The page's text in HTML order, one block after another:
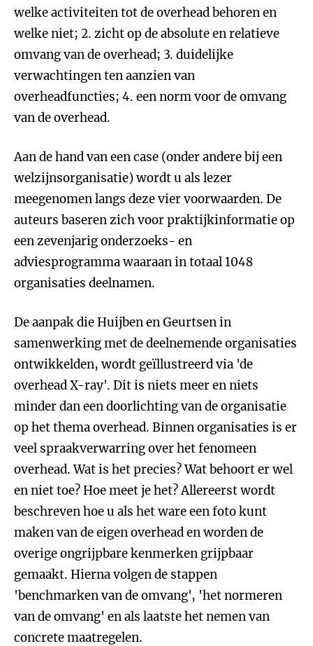
welke activiteiten tot de overhead behoren en
welke niet; 2. zicht op de absolute en relatieve
omvang van de overhead; 3. duidelijke
verwachtingen ten aanzien van
overheadfuncties; 4. een norm voor de omvang
van de overhead.
Aan de hand van een case (onder andere bij een
welzijnsorganisatie) wordt u als lezer
meegenomen langs deze vier voorwaarden. De
auteurs baseren zich voor praktijkinformatie op
een zevenjarig onderzoeks- en
adviesprogramma waaraan in totaal 1048
organisaties deelnamen.
De aanpak die Huijben en Geurtsen in
samenwerking met de deelnemende organisaties
ontwikkelden, wordt geïllustreerd via 'de
overhead X-ray'. Dit is niets meer en niets
minder dan een doorlichting van de organisatie
op het thema overhead. Binnen organisaties is er
veel spraakverwarring over het fenomeen
overhead. Wat is het precies? Wat behoort er wel
en niet toe? Hoe meet je het? Allereerst wordt
beschreven hoe u als het ware een foto kunt
maken van de eigen overhead en worden de
overige ongrijpbare kenmerken grijpbaar
gemaakt. Hierna volgen de stappen
'benchmarken van de omvang', 'het normeren
van de omvang' en als laatste het nemen van
concrete maatregelen.